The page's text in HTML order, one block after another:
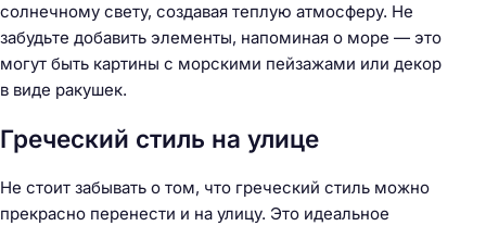
солнечному свету, создавая теплую атмосферу. Не
забудьте добавить элементы, напоминая о море — это
могут быть картины с морскими пейзажами или декор
в виде ракушек.
Греческий стиль на улице
Не стоит забывать о том, что греческий стиль можно
прекрасно перенести и на улицу. Это идеальное